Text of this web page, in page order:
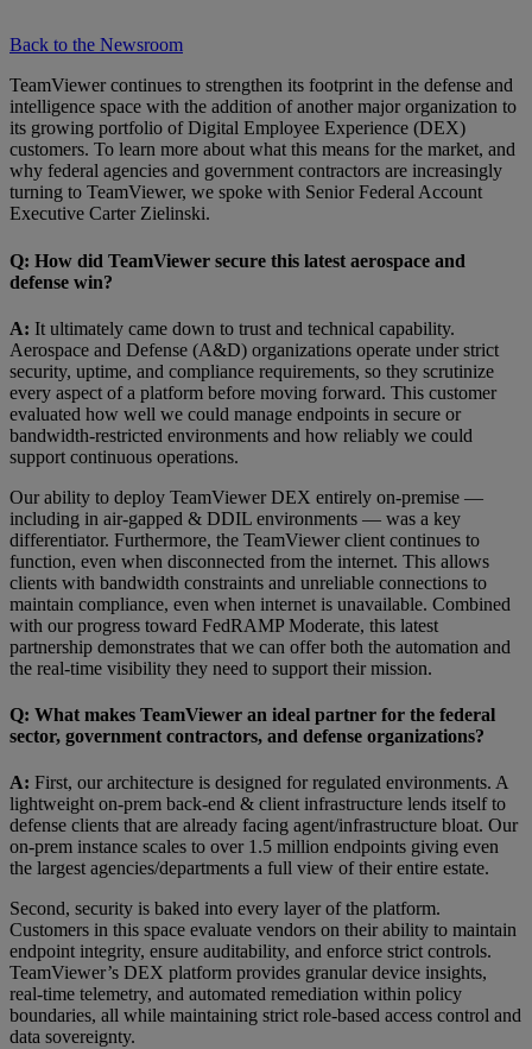
Back to the Newsroom
TeamViewer continues to strengthen its footprint in the defense and
intelligence space with the addition of another major organization to
its growing portfolio of Digital Employee Experience (DEX)
customers. To learn more about what this means for the market, and
why federal agencies and government contractors are increasingly
turning to TeamViewer, we spoke with Senior Federal Account
Executive Carter Zielinski.
Q: How did TeamViewer secure this latest aerospace and
defense win?
A: It ultimately came down to trust and technical capability.
Aerospace and Defense (A&D) organizations operate under strict
security, uptime, and compliance requirements, so they scrutinize
every aspect of a platform before moving forward. This customer
evaluated how well we could manage endpoints in secure or
bandwidth-restricted environments and how reliably we could
support continuous operations.
Our ability to deploy TeamViewer DEX entirely on-premise —
including in air-gapped & DDIL environments — was a key
differentiator. Furthermore, the TeamViewer client continues to
function, even when disconnected from the internet. This allows
clients with bandwidth constraints and unreliable connections to
maintain compliance, even when internet is unavailable. Combined
with our progress toward FedRAMP Moderate, this latest
partnership demonstrates that we can offer both the automation and
the real-time visibility they need to support their mission.
Q: What makes TeamViewer an ideal partner for the federal
sector, government contractors, and defense organizations?
A: First, our architecture is designed for regulated environments. A
lightweight on-prem back-end & client infrastructure lends itself to
defense clients that are already facing agent/infrastructure bloat. Our
on-prem instance scales to over 1.5 million endpoints giving even
the largest agencies/departments a full view of their entire estate.
Second, security is baked into every layer of the platform.
Customers in this space evaluate vendors on their ability to maintain
endpoint integrity, ensure auditability, and enforce strict controls.
TeamViewer’s DEX platform provides granular device insights,
real-time telemetry, and automated remediation within policy
boundaries, all while maintaining strict role-based access control and
data sovereignty.